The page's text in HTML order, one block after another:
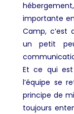
importante
Camp, c’est
un petit
Et ce qui est
l’équipe se
principe de
toujours